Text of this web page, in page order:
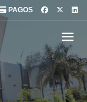
PAGOS